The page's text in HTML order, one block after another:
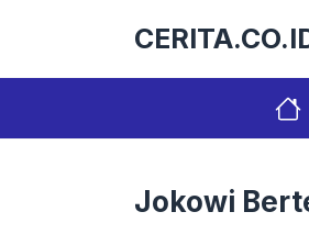
Jokowi